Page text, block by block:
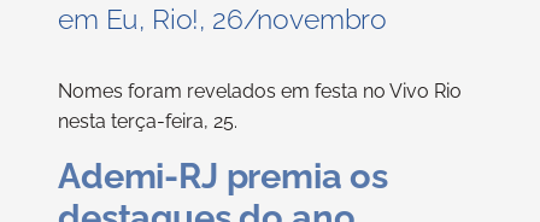
em Eu, Rio!, 26/novembro
Nomes foram revelados em festa no Vivo Rio
nesta terça-feira, 25.
Ademi-RJ premia os